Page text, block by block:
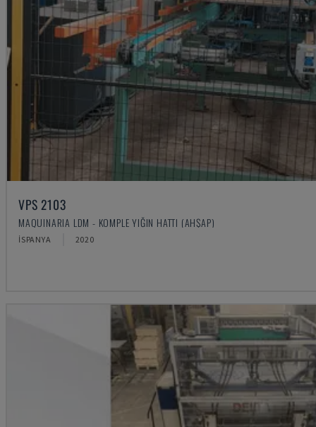
VPS 2103
MAQUINARIA LDM - KOMPLE YIĞIN HATTI (AHŞAP)
İSPANYA 2020